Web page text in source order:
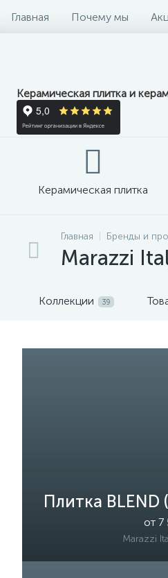
Главная Почему мы
Керамическая плитка и
Керамическая плитка
Главная Бренды и
Marazzi
Коллекции 39
Плитка BLEND
от 7
Marazzi